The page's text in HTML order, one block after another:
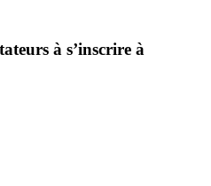
à s’inscrire à